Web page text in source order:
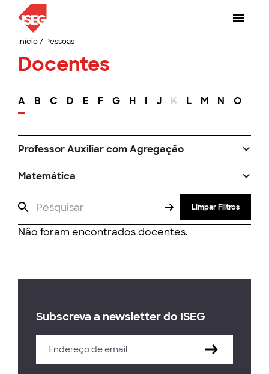
Início/ Pessoas
Docentes
A B C D E F G H I J K L M N O
Professor Auxiliar com Agregação
Matemática
Limpar Filtros
Não foram encontrados docentes.
Subscreva a newsletter do ISEG